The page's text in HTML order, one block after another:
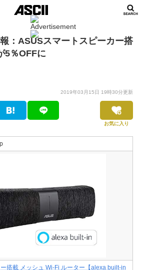
：ASUSスマートスピーカー搭
5％OFFに
2019年03月15日 19時30分更新
お気に入り
搭載 メッシュ Wi-Fi ルーター【alexa built-in